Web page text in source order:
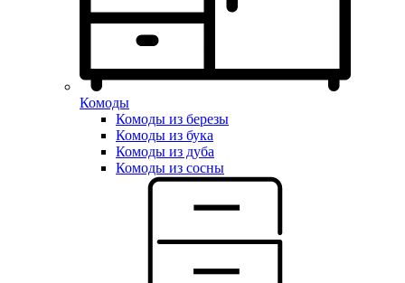
Комоды
Комоды из березы
Комоды из бука
Комоды из дуба
Комоды из сосны